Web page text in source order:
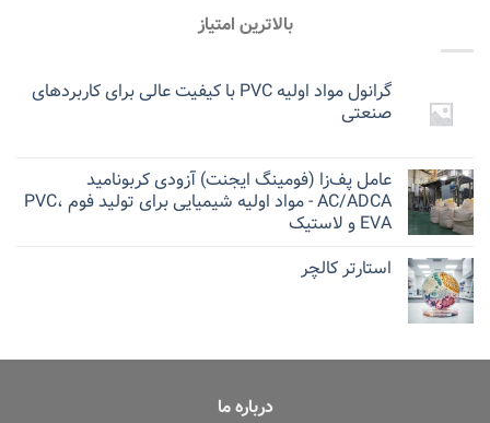
بالاترین امتیاز
گرانول مواد اولیه PVC با کیفیت عالی برای کاربردهای
صنعتی
عامل پف‌زا (فومینگ ایجنت) آزودی کربونامید
AC/ADCA - مواد اولیه شیمیایی برای تولید فوم PVC،
EVA و لاستیک
استارتر کالچر
درباره ما